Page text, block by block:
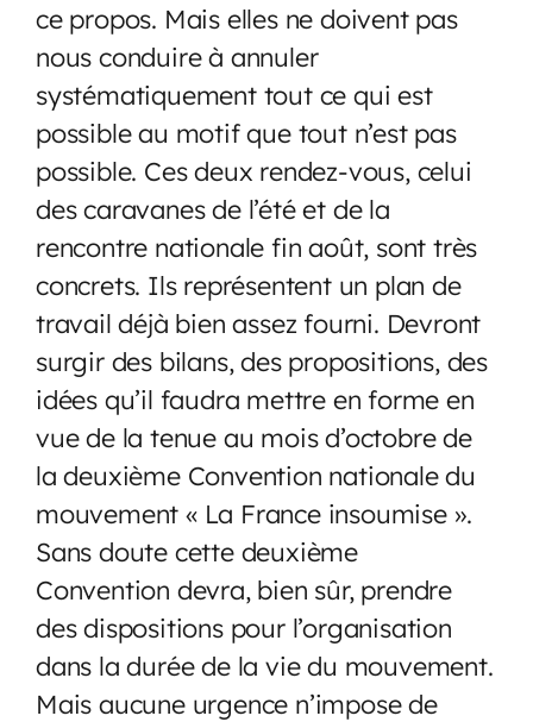
ce propos. Mais elles ne doivent pas
nous conduire à annuler
systématiquement tout ce qui est
possible au motif que tout n’est pas
possible. Ces deux rendez-vous, celui
des caravanes de l’été et de la
rencontre nationale fin août, sont très
concrets. Ils représentent un plan de
travail déjà bien assez fourni. Devront
surgir des bilans, des propositions, des
idées qu’il faudra mettre en forme en
vue de la tenue au mois d’octobre de
la deuxième Convention nationale du
mouvement « La France insoumise ».
Sans doute cette deuxième
Convention devra, bien sûr, prendre
des dispositions pour l’organisation
dans la durée de la vie du mouvement.
Mais aucune urgence n’impose de